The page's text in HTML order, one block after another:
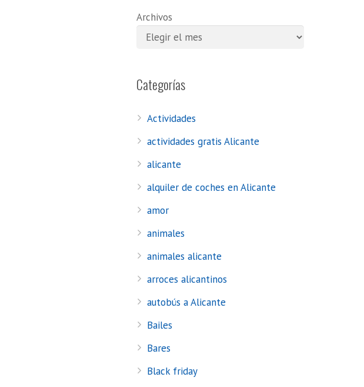
Archivos
Categorías
Actividades
actividades gratis Alicante
alicante
alquiler de coches en Alicante
amor
animales
animales alicante
arroces alicantinos
autobús a Alicante
Bailes
Bares
Black friday